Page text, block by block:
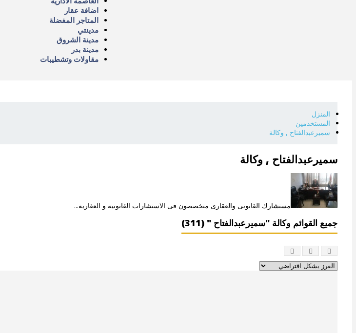
اضافة عقار
المتاجر المفضلة
مدينتي
مدينة الشروق
مدينة بدر
مقاولات وتشطيبات
المنزل
المستخدمين
سميرعبدالفتاح , وكالة
سميرعبدالفتاح , وكالة
مستشارك القانونى والعقارى متخصصون فى الاستشارات القانونية و العقارية...
جميع القوائم وكالة "سميرعبدالفتاح " (311)